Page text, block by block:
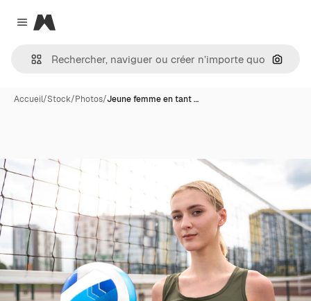
Close menu
Magnific
Accueil/Stock/Photos/Jeune femme en tant …